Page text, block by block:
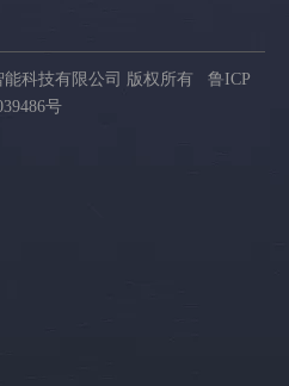
能科技有限公司 版权所有 鲁ICP
号